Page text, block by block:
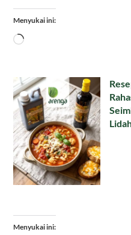
Menyukai ini:
Memuat...
Menyukai ini: